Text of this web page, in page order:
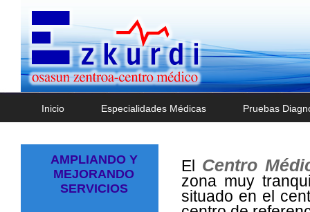
Inicio Especialidades Médicas Pruebas
El Centro
zona muy
situado en el
AMPLIANDO Y
MEJORANDO
SERVICIOS